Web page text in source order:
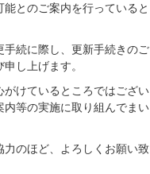
とのご案内を行っていると
続に際し、更新手続きのご
し上げます。
けているところではござい
等の実施に取り組んでまい
のほど、よろしくお願い致